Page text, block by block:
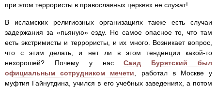
при этом террористы в православных церквях не служат!
В исламских религиозных организациях также есть случаи
задержания за «пьяную» езду. Но самое опасное то, что там
есть экстримисты и террористы, и их много. Возникает вопрос,
что с этим делать, и нет ли в этом тенденции какой-то
нехорошей? Почему у насСаид Бурятский был
официальным сотрудником мечети , работал в Москве у
муфтия Гайнутдина, учился в его учебных заведениях, а потом